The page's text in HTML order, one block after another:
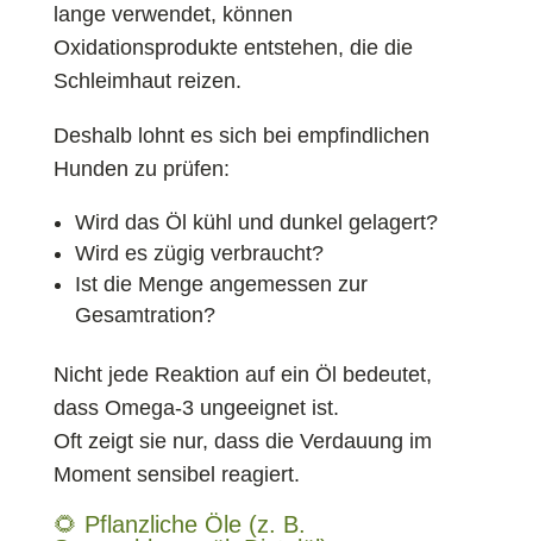
lange verwendet, können
Oxidationsprodukte entstehen, die die
Schleimhaut reizen.
Deshalb lohnt es sich bei empfindlichen
Hunden zu prüfen:
Wird das Öl kühl und dunkel gelagert?
Wird es zügig verbraucht?
Ist die Menge angemessen zur
Gesamtration?
Nicht jede Reaktion auf ein Öl bedeutet,
dass Omega-3 ungeeignet ist.
Oft zeigt sie nur, dass die Verdauung im
Moment sensibel reagiert.
🌻 Pflanzliche Öle (z. B.